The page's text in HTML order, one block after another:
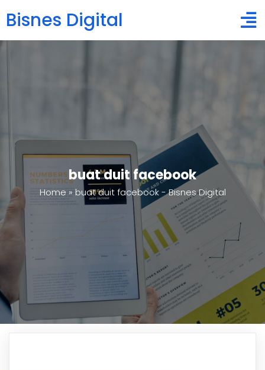
Bisnes Digital
buat duit facebook
Home » buat duit facebook - Bisnes Digital